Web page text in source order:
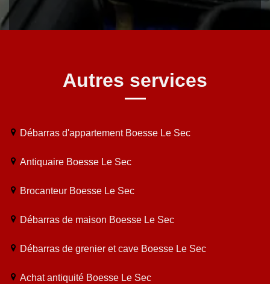
Autres services
Débarras d'appartement Boesse Le Sec
Antiquaire Boesse Le Sec
Brocanteur Boesse Le Sec
Débarras de maison Boesse Le Sec
Débarras de grenier et cave Boesse Le Sec
Achat antiquité Boesse Le Sec